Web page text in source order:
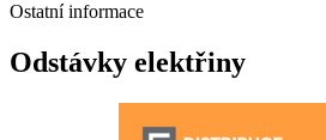
Ostatní informace
Odstávky elektřiny